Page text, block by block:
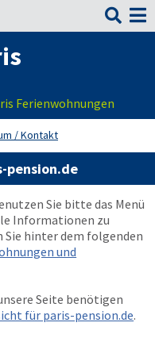

Ferienwohnungen
/ Kontakt
pension.de
Sie bitte das Menü
Informationen zu
Sie hinter dem folgenden
und
Seite benötigen
für paris-pension.de.